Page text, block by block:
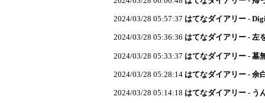
2024/03/28 05:57:37 はてなダイアリー -
2024/03/28 05:36:36 はてなダイアリー - 左
2024/03/28 05:33:37 はてなダイアリー - 墓
2024/03/28 05:28:14 はてなダイアリー - 余
2024/03/28 05:14:18 はてなダイアリー - う